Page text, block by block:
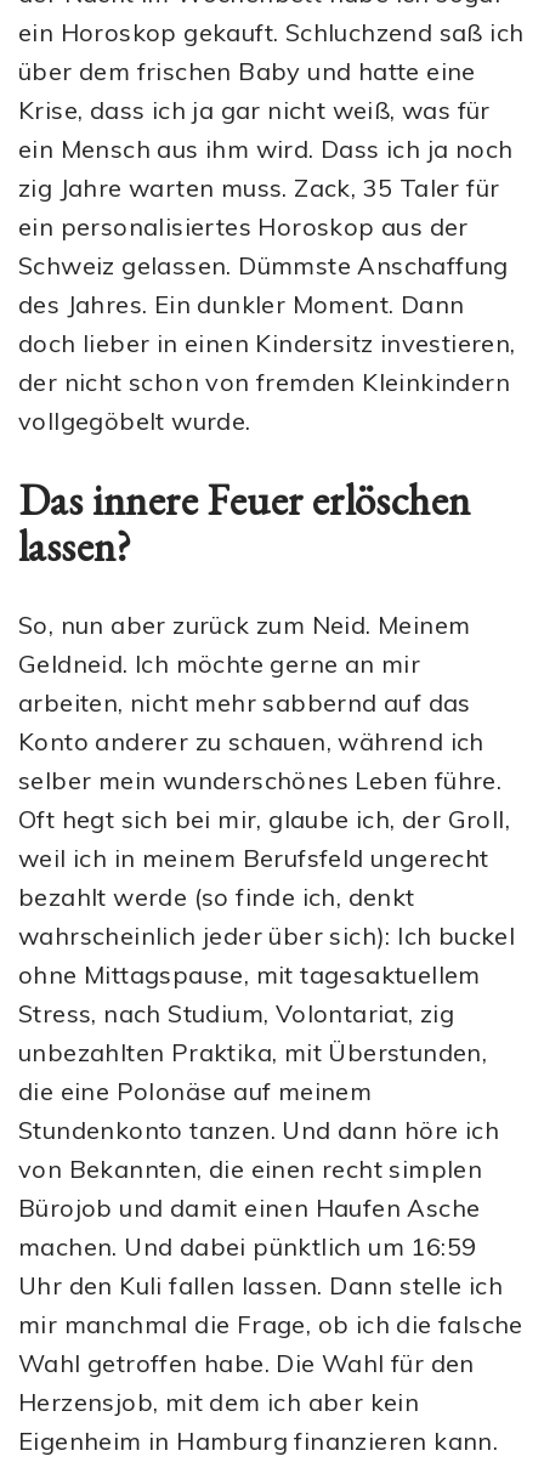
ein Horoskop gekauft. Schluchzend saß ich
über dem frischen Baby und hatte eine
Krise, dass ich ja gar nicht weiß, was für
ein Mensch aus ihm wird. Dass ich ja noch
zig Jahre warten muss. Zack, 35 Taler für
ein personalisiertes Horoskop aus der
Schweiz gelassen. Dümmste Anschaffung
des Jahres. Ein dunkler Moment. Dann
doch lieber in einen Kindersitz investieren,
der nicht schon von fremden Kleinkindern
vollgegöbelt wurde.
Das innere Feuer erlöschen
lassen?
So, nun aber zurück zum Neid. Meinem
Geldneid. Ich möchte gerne an mir
arbeiten, nicht mehr sabbernd auf das
Konto anderer zu schauen, während ich
selber mein wunderschönes Leben führe.
Oft hegt sich bei mir, glaube ich, der Groll,
weil ich in meinem Berufsfeld ungerecht
bezahlt werde (so finde ich, denkt
wahrscheinlich jeder über sich): Ich buckel
ohne Mittagspause, mit tagesaktuellem
Stress, nach Studium, Volontariat, zig
unbezahlten Praktika, mit Überstunden,
die eine Polonäse auf meinem
Stundenkonto tanzen. Und dann höre ich
von Bekannten, die einen recht simplen
Bürojob und damit einen Haufen Asche
machen. Und dabei pünktlich um 16:59
Uhr den Kuli fallen lassen. Dann stelle ich
mir manchmal die Frage, ob ich die falsche
Wahl getroffen habe. Die Wahl für den
Herzensjob, mit dem ich aber kein
Eigenheim in Hamburg finanzieren kann.